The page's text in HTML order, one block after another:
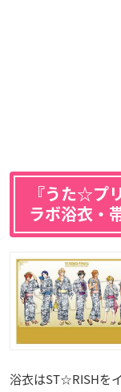
『うた☆プ
ラボ浴衣・
浴衣はST☆RISHを